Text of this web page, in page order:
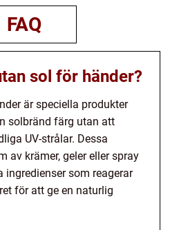
FAQ
sol för händer?
är speciella produkter
solbränd färg utan att
UV-strålar. Dessa
av krämer, geler eller spray
ingredienser som reagerar
för att ge en naturlig